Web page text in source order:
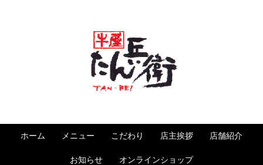
ホーム メニュー こだわり 店主挨拶 店舗紹介
お知らせ オンラインショップ